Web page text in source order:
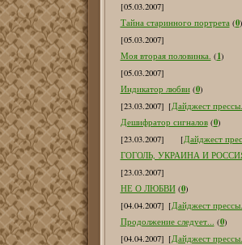
[05.03.2007]
Тайна старинного портрета (0)
[05.03.2007]
Моя вторая половинка. (1)
[05.03.2007]
Индикатор любви (0)
[23.03.2007] [Дайджест
Дешифратор сигналов (0)
[23.03.2007]
[Дайджест
ГОГОЛЬ, УКРАИНА И
[23.03.2007]
НЕ О ЛЮБВИ (0)
[04.04.2007] [Дайджест
Продолжение следует... (0)
[04.04.2007] [Дайджест